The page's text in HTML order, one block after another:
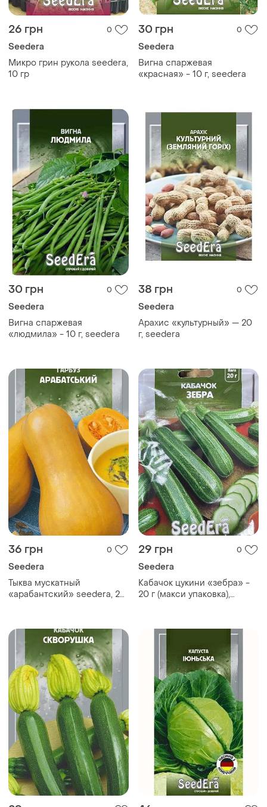
26 грн 0
Seedera
Микро грин рукола seedera,
10 гр
30 грн 0
Seedera
Вигна спаржевая
«красная» - 10 г, seedera
30 грн 0
Seedera
Вигна спаржевая
«людмила» - 10 г, seedera
38 грн 0
Seedera
Арахис «культурный» — 20
г, seedera
36 грн 0
Seedera
Тыква мускатный
«арабантский» seedera, 20
29 грн 0
Seedera
Кабачок цукини «зебра» -
20 г (макси упаковка),